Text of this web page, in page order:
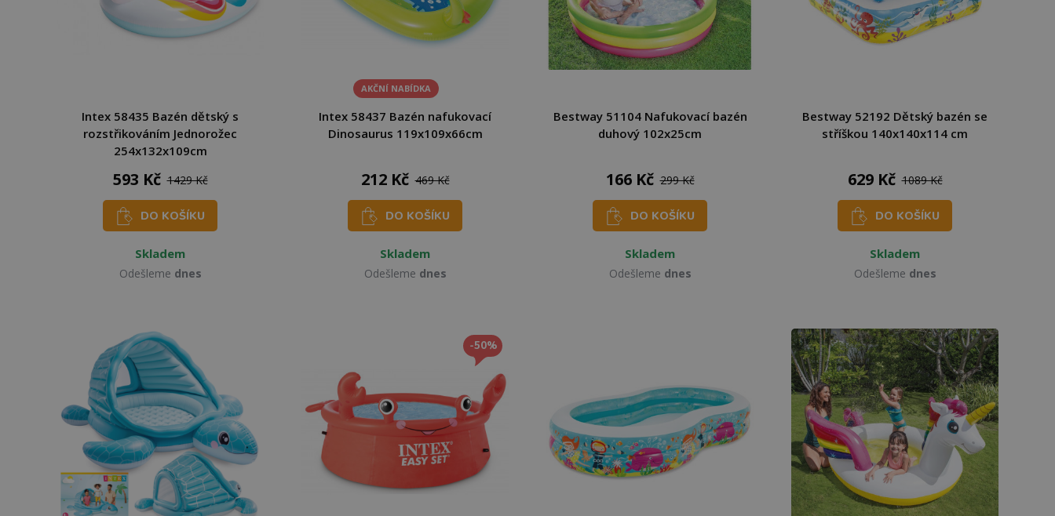
Intex 58435 Bazén dětský s
rozstřikováním Jednorožec
254x132x109cm
593 Kč 1429 Kč
DO KOŠÍKU
Skladem
Odešleme dnes
AKČNÍ NABÍDKA
Intex 58437 Bazén nafukovací
Dinosaurus 119x109x66cm
212 Kč 469 Kč
DO KOŠÍKU
Skladem
Odešleme dnes
Bestway 51104 Nafukovací bazén
duhový 102x25cm
166 Kč 299 Kč
DO KOŠÍKU
Skladem
Odešleme dnes
Bestway 52192 Dětský bazén se
stříškou 140x140x114 cm
629 Kč 1089 Kč
DO KOŠÍKU
Skladem
Odešleme dnes
-50%